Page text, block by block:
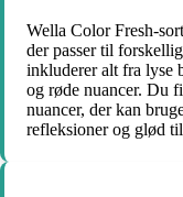
Wella Color Fresh-
der passer til
inkluderer alt fra lyse
og røde nuancer. Du
nuancer, der kan
refleksioner og glød